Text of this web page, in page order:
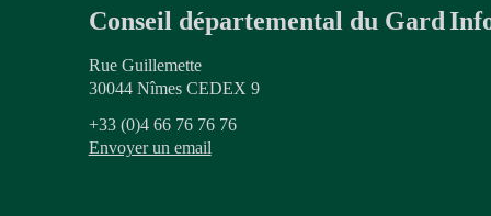
Conseil départemental du Gard
Rue Guillemette
30044 Nîmes CEDEX 9
+33 (0)4 66 76 76 76
Envoyer un email